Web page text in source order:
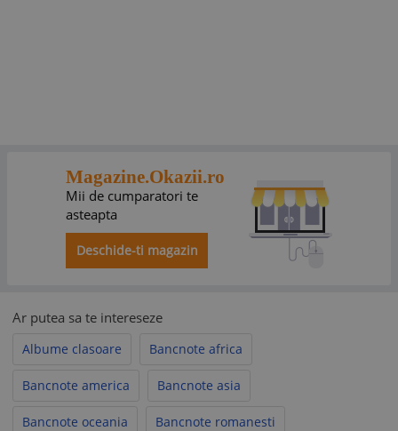
Magazine.Okazii.ro
Mii de cumparatori te
asteapta
Deschide-ti magazin
Ar putea sa te intereseze
Albume clasoare Bancnote africa
Bancnote america Bancnote asia
Bancnote oceania Bancnote romanesti